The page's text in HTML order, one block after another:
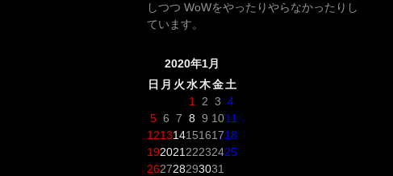
しつつ WoWをやったりやらなかったりし
ています。
2020年1月
日 月 火水木金土
1
2 3 4
5 6 7 8 9 1011
12131415161718
192021 22232425
262728293031